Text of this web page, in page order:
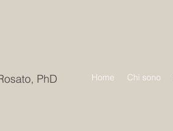
PhD Home Chi sono